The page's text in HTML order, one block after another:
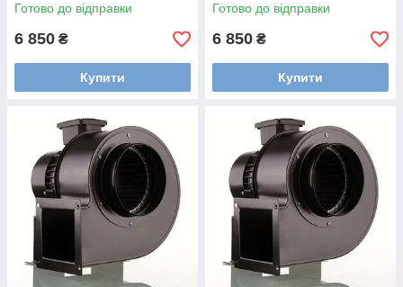
Готово до відправки
6 850 ₴
Купити
Готово до відправки
6 850 ₴
Купити